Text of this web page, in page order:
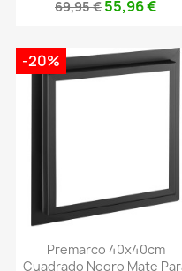
69,95 € 55,96 €
Premarco 40x40cm
Cuadrado Negro Mate
-20%